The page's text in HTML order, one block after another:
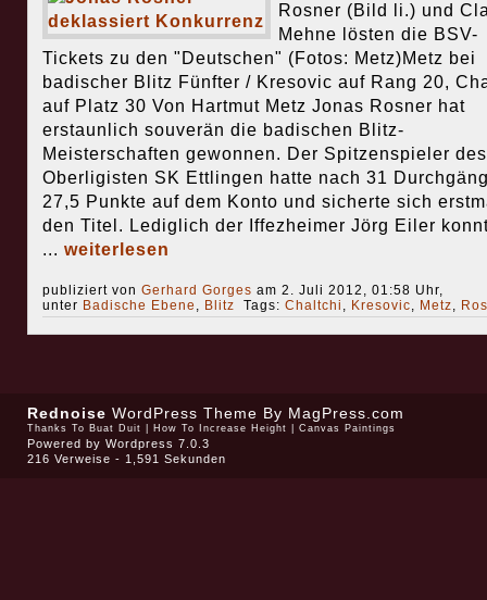
Rosner (Bild li.) und
Mehne lösten die BSV-
Tickets zu den "Deutschen" (Fotos: Metz)Metz bei
badischer Blitz Fünfter / Kresovic auf Rang 20,
auf Platz 30 Von Hartmut Metz Jonas Rosner hat
erstaunlich souverän die badischen Blitz-
Meisterschaften gewonnen. Der Spitzenspieler des
Oberligisten SK Ettlingen hatte nach 31
27,5 Punkte auf dem Konto und sicherte sich
den Titel. Lediglich der Iffezheimer Jörg Eiler
... weiterlesen
publiziert von Gerhard Gorges am 2. Juli 2012, 01:58 Uhr,
unter Badische Ebene , Blitz Tags: Chaltchi , Kresovic, Metz,
Rednoise WordPress Theme By MagPress.com
Thanks To Buat Duit How To Increase Height Canvas Paintings
Powered by Wordpress 7.0.3
216 Verweise - 1,591 Sekunden